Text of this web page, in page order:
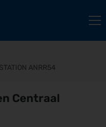
ANRR54
Centraal